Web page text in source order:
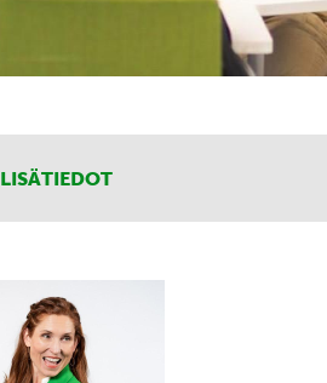
LISÄTIEDOT